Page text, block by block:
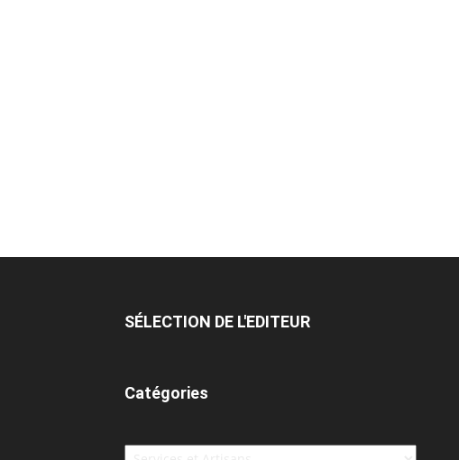
SÉLECTION DE L'EDITEUR
Catégories
Catégories